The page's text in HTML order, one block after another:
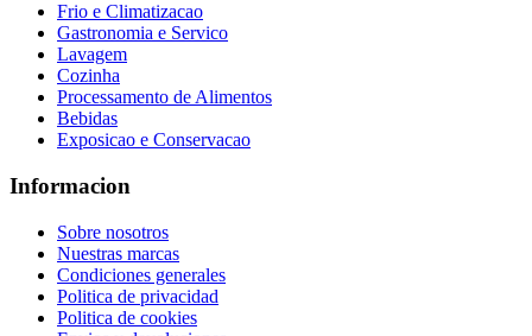
Frio e Climatizacao
Gastronomia e Servico
Lavagem
Cozinha
Processamento de Alimentos
Bebidas
Exposicao e Conservacao
Informacion
Sobre nosotros
Nuestras marcas
Condiciones generales
Politica de privacidad
Politica de cookies